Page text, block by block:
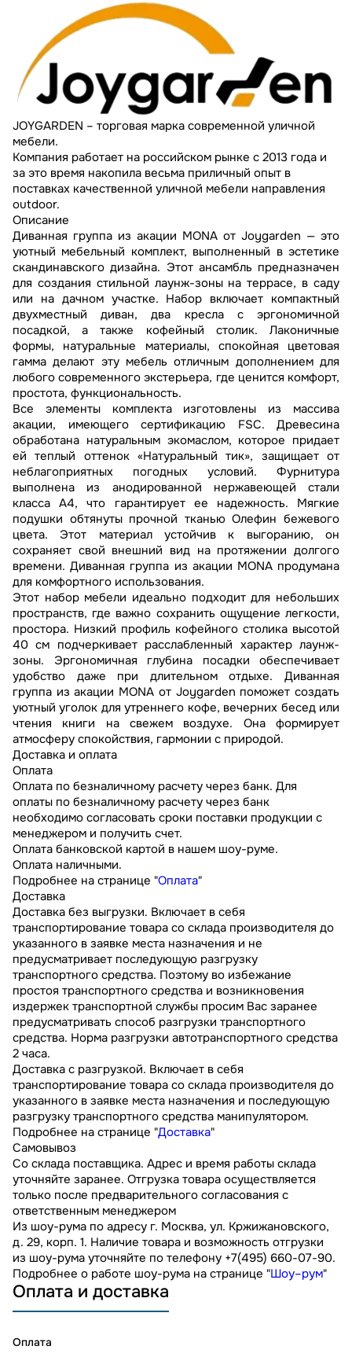
JOYGARDEN – торговая марка современной уличной
мебели.
Компания работает на российском рынке с 2013 года и
за это время накопила весьма приличный опыт в
поставках качественной уличной мебели направления
outdoor.
Описание
Диванная группа из акации MONA от Joygarden — это
уютный мебельный комплект, выполненный в эстетике
скандинавского дизайна. Этот ансамбль предназначен
для создания стильной лаунж-зоны на террасе, в саду
или на дачном участке. Набор включает компактный
двухместный диван, два кресла с эргономичной
посадкой, а также кофейный столик. Лаконичные
формы, натуральные материалы, спокойная цветовая
гамма делают эту мебель отличным дополнением для
любого современного экстерьера, где ценится комфорт,
простота, функциональность.
Все элементы комплекта изготовлены из массива
акации, имеющего сертификацию FSC. Древесина
обработана натуральным экомаслом, которое придает
ей теплый оттенок «Натуральный тик», защищает от
неблагоприятных погодных условий. Фурнитура
выполнена из анодированной нержавеющей стали
класса A4, что гарантирует ее надежность. Мягкие
подушки обтянуты прочной тканью Олефин бежевого
цвета. Этот материал устойчив к выгоранию, он
сохраняет свой внешний вид на протяжении долгого
времени. Диванная группа из акации MONA продумана
для комфортного использования.
Этот набор мебели идеально подходит для небольших
пространств, где важно сохранить ощущение легкости,
простора. Низкий профиль кофейного столика высотой
40 см подчеркивает расслабленный характер лаунж-
зоны. Эргономичная глубина посадки обеспечивает
удобство даже при длительном отдыхе. Диванная
группа из акации MONA от Joygarden поможет создать
уютный уголок для утреннего кофе, вечерних бесед или
чтения книги на свежем воздухе. Она формирует
атмосферу спокойствия, гармонии с природой.
Доставка и оплата
Оплата
Оплата по безналичному расчету через банк. Для
оплаты по безналичному расчету через банк
необходимо согласовать сроки поставки продукции с
менеджером и получить счет.
Оплата банковской картой в нашем шоу-руме.
Оплата наличными.
Подробнее на странице "Оплата"
Доставка
Доставка без выгрузки. Включает в себя
транспортирование товара со склада производителя до
указанного в заявке места назначения и не
предусматривает последующую разгрузку
транспортного средства. Поэтому во избежание
простоя транспортного средства и возникновения
издержек транспортной службы просим Вас заранее
предусматривать способ разгрузки транспортного
средства. Норма разгрузки автотранспортного средства
2 часа.
Доставка с разгрузкой. Включает в себя
транспортирование товара со склада производителя до
указанного в заявке места назначения и последующую
разгрузку транспортного средства манипулятором.
Подробнее на странице "Доставка"
Самовывоз
Со склада поставщика. Адрес и время работы склада
уточняйте заранее. Отгрузка товара осуществляется
только после предварительного согласования с
ответственным менеджером
Из шоу-рума по адресу г. Москва, ул. Кржижановского,
д. 29, корп. 1. Наличие товара и возможность отгрузки
из шоу-рума уточняйте по телефону +7(495) 660-07-90.
Подробнее о работе шоу-рума на странице "Шоу–рум"
Оплата и доставка
Оплата